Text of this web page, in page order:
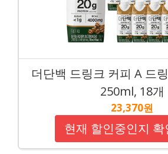
더단백 드링크 커피 A 드
250ml, 18개
23,370원
현재 할인중인지 확